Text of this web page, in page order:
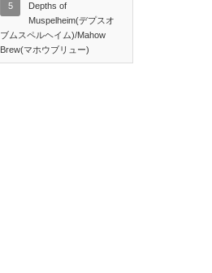
5
Depths of
Muspelheim(デプスオ
ブムスペルヘイム)/Mahow
Brew(マホウブリュー)